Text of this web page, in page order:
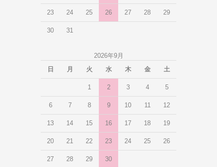
23 24 25 26 27 28 29
30 31
2026年9月
日
月 火 水 木 金 土
1 2 3 4 5
6 7 8 9 10 11 12
13 14 15 16 17 18 19
20 21 22 23 24 25 26
27 28 29 30